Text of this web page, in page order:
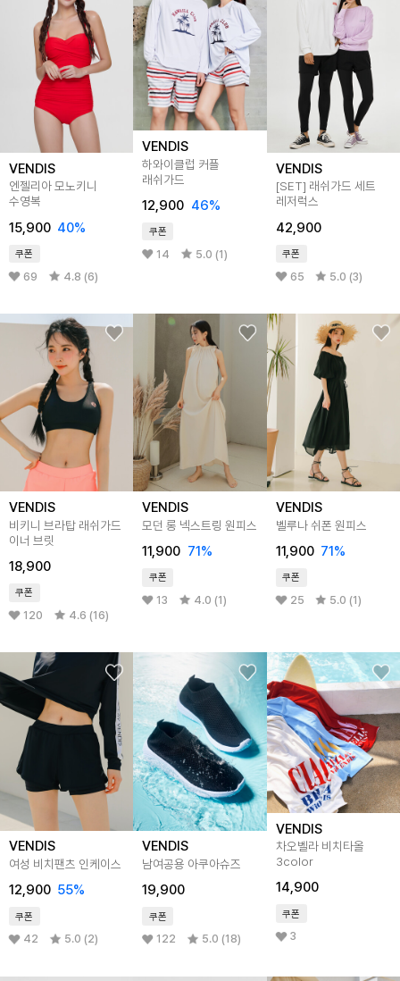
VENDIS
엔젤리아 모노키니
수영복
15,900 40%
쿠폰
69 4.8 (6)
VENDIS
하와이클럽 커플
래쉬가드
12,900 46%
쿠폰
14 5.0 (1)
VENDIS
[SET] 래쉬가드 세트
레저럭스
42,900
쿠폰
65 5.0 (3)
VENDIS
비키니 브라탑 래쉬가드
이너 브릿
18,900
쿠폰
120 4.6 (16)
VENDIS
모던 롱 넥스트링 원피스
11,900 71%
쿠폰
13 4.0 (1)
VENDIS
벨루나 쉬폰 원피스
11,900 71%
쿠폰
25 5.0 (1)
VENDIS
여성 비치팬츠 인케이스
12,900 55%
쿠폰
42 5.0 (2)
VENDIS
남여공용 아쿠아슈즈
19,900
쿠폰
122 5.0 (18)
VENDIS
차오벨라 비치타올
3color
14,900
쿠폰
3